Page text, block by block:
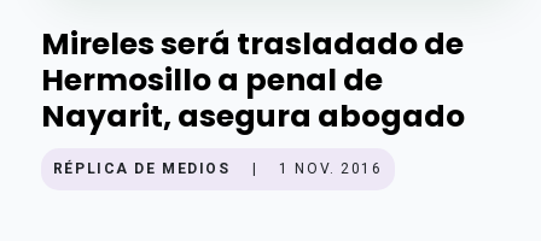
Mireles será trasladado de
Hermosillo a penal de
Nayarit, asegura abogado
RÉPLICA DE MEDIOS 1 NOV. 2016